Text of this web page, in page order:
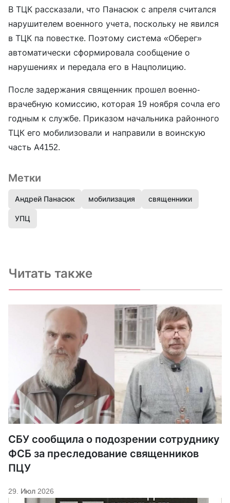
В ТЦК рассказали, что Панасюк с апреля считался
нарушителем военного учета, поскольку не явился
в ТЦК па повестке. Поэтому система «Оберег»
автоматически сформировала сообщение о
нарушениях и передала его в Нацполицию.
После задержания священник прошел военно-
врачебную комиссию, которая 19 ноября сочла его
годным к службе. Приказом начальника районного
ТЦК его мобилизовали и направили в воинскую
часть А4152.
Метки
Андрей Панасюк мобилизация священники
УПЦ
Читать также
СБУ сообщила о подозрении сотруднику
ФСБ за преследование священников
ПЦУ
29. Июл 2026